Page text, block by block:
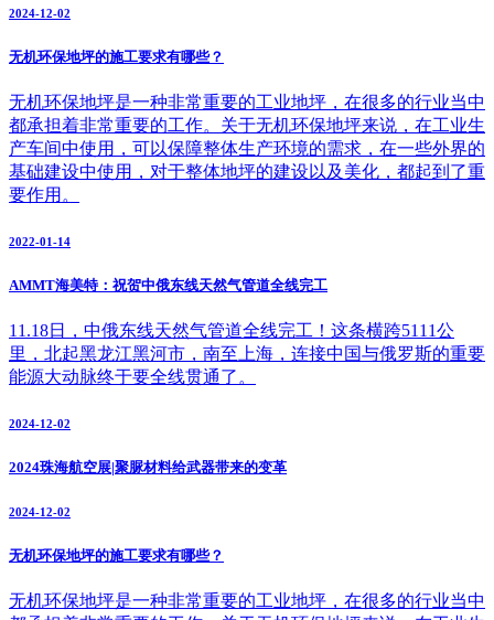
2024-12-02
无机环保地坪的施工要求有哪些？
无机环保地坪是一种非常重要的工业地坪，在很多的行业当中
都承担着非常重要的工作。关于无机环保地坪来说，在工业生
产车间中使用，可以保障整体生产环境的需求，在一些外界的
基础建设中使用，对于整体地坪的建设以及美化，都起到了重
要作用。
2022-01-14
AMMT海美特：祝贺中俄东线天然气管道全线完工
11.18日，中俄东线天然气管道全线完工！这条横跨5111公
里，北起黑龙江黑河市，南至上海，连接中国与俄罗斯的重要
能源大动脉终于要全线贯通了。
2024-12-02
2024珠海航空展|聚脲材料给武器带来的变革
2024-12-02
无机环保地坪的施工要求有哪些？
无机环保地坪是一种非常重要的工业地坪，在很多的行业当中